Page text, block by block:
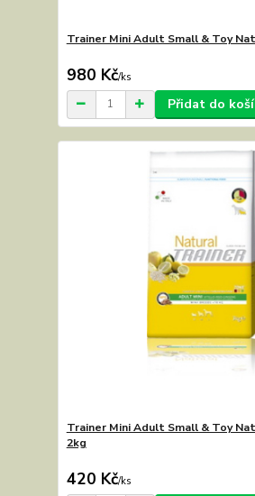
Trainer Mini Adult Small & Toy
980 Kč/ks
Přidat do
Trainer Mini Adult Small & Toy
2kg
420 Kč/ks